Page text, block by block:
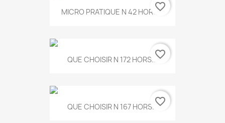
MICRO PRATIQUE N 42 HORS...
favorite_border
QUE CHOISIR N 172 HORS...favorite_border
QUE CHOISIR N 167 HORS...favorite_border